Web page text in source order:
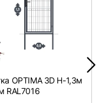
OPTIMA 3D H-1,3м
RAL7016